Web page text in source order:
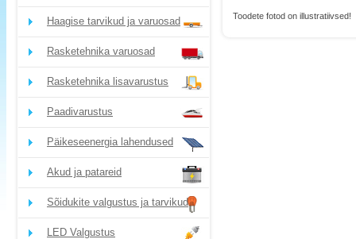
Haagise tarvikud ja varuosad
Rasketehnika varuosad
Rasketehnika lisavarustus
Paadivarustus
Päikeseenergia lahendused
Akud ja patareid
Sõidukite valgustus ja tarvikud
LED Valgustus
Toodete fotod on illustratiivsed!